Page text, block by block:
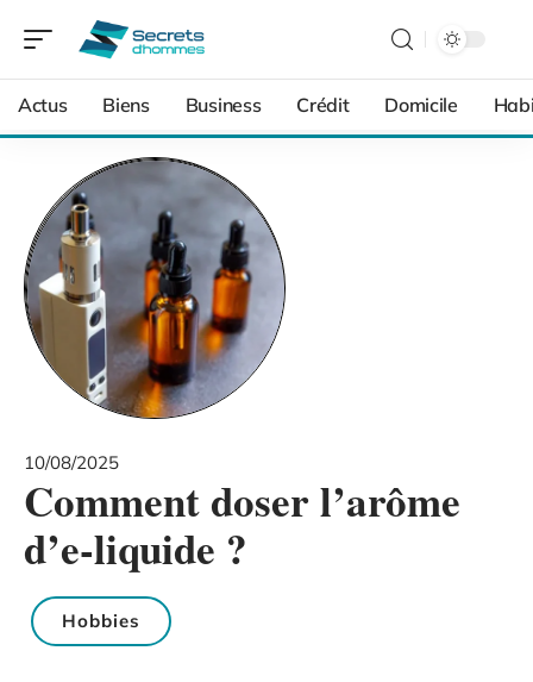
Actus Biens Business Crédit Domicile
10/08/2025
Comment doser l’arôme
d’e-liquide ?
Hobbies